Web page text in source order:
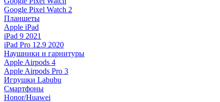
Google Pixel Watch 2
Планшеты
Apple iPad
iPad 9 2021
iPad Pro 12.9 2020
Наушники и гарнитуры
Apple Airpods 4
Apple Airpods Pro 3
Игрушки Labubu
Смартфоны
Honor/Huawei